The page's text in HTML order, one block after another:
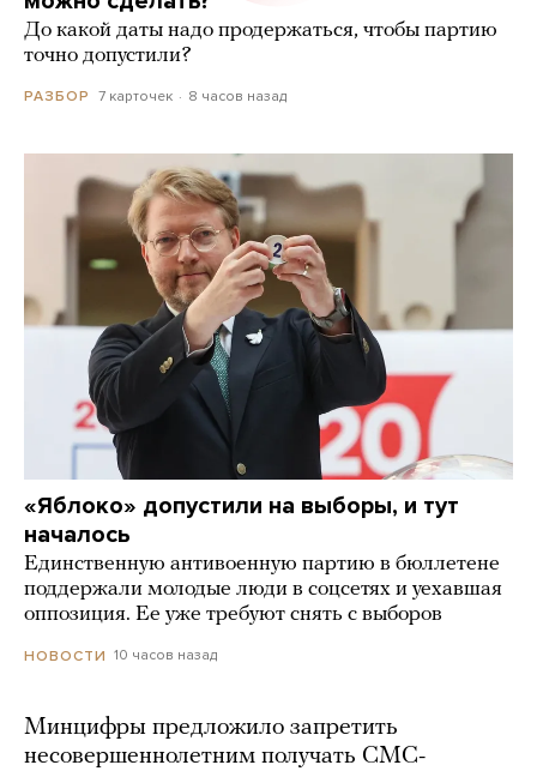
До какой даты надо продержаться, чтобы партию
точно допустили?
РАЗБОР 7 карточек 8 часов назад
«Яблоко» допустили на выборы, и тут
началось
Единственную антивоенную партию в бюллетене
поддержали молодые люди в соцсетях и уехавшая
оппозиция. Ее уже требуют снять с выборов
НОВОСТИ 10 часов назад
Минцифры предложило запретить
несовершеннолетним получать СМС-